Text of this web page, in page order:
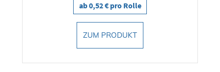
ab 0,52 € pro Rolle
ZUM PRODUKT